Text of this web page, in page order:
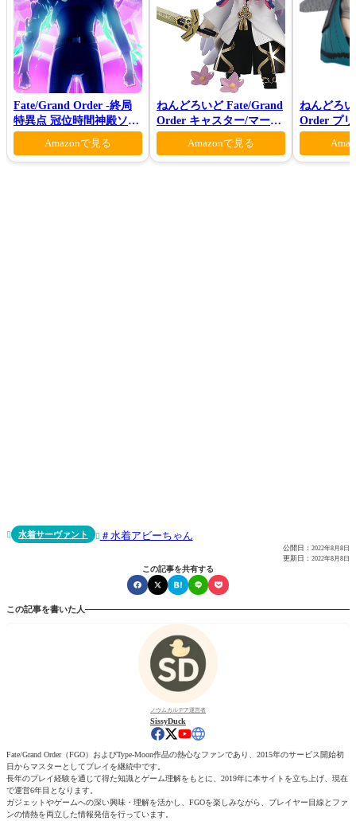
Fate/Grand Order -終局
特異点 冠位時間神殿ソロ
モン-(完全生産限定版)
Amazonで見る
ねんどろいど Fate/Grand
Order キャスター/マーリ
ン 花の魔術師Ver.
Amazonで見る
ねんどろ
Order プ
ロン ヴォ
 水着サーヴァント  水着アビーちゃん
公開日： 2022年8月8日
更新日： 2022年8月8日
この記事を共有する
この記事を書いた人
ノウムカルデア運営者
SissyDuck
Fate/Grand Order（FGO）およびType-Moon作品の熱心なファンであり、2015年のサービス開始初
日からマスターとしてプレイを継続中です。
長年のプレイ経験を通じて得た知識とゲーム理解をもとに、2019年に本サイトを立ち上げ、現在
で運営6年目となります。
ガジェットやゲームへの深い興味・理解を活かし、FGOを楽しみながら、プレイヤー目線とファ
ンの情熱を両立した情報発信を行っています。